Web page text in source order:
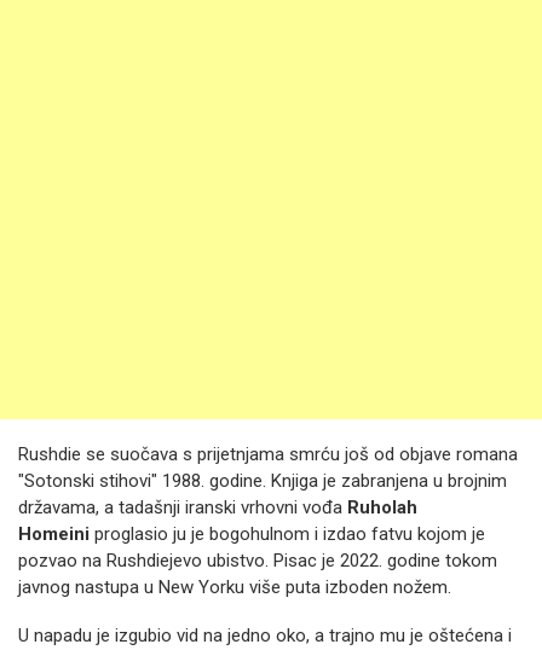
Rushdie se suočava s prijetnjama smrću još od objave romana
"Sotonski stihovi" 1988. godine. Knjiga je zabranjena u brojnim
državama, a tadašnji iranski vrhovni vođa Ruholah
Homeini proglasio ju je bogohulnom i izdao fatvu kojom je
pozvao na Rushdiejevo ubistvo. Pisac je 2022. godine tokom
javnog nastupa u New Yorku više puta izboden nožem.
U napadu je izgubio vid na jedno oko, a trajno mu je oštećena i